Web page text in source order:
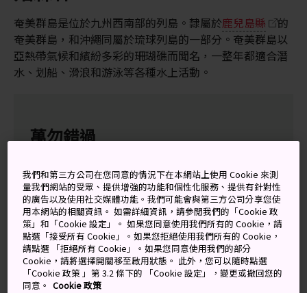
奄美群島是位於九州西南部的列島。隸屬於鹿兒島縣
的
奄美群島，和沖繩同屬於琉球列島的一部分。奄美群島以
亞熱帶氣候和繽紛多彩的珊瑚礁而聞名，一整年都適合潛
水、划船、滑浪和游泳等各種水上活動。
萬勿錯過
洞穴：沖永良部島的石灰岩洞穴是充滿神祕氣氛
的自然美景。
傳統的大島春亞絲綢：來選購一些本地製作，已
有約1,300年的歷史奄美大島絲綢
鬥牛：在「德之島」現場欣賞傳統鬥牛的力量藝
術
我們和第三方公司在您同意的情況下在本網站上使用 Cookie 來測
量我們網站的受眾、提供增強的功能和個性化服務、提供有針對性
的廣告以及使用社交媒體功能。我們可能會與第三方公司分享您使
用本網站的相關資訊。 如需詳細資訊，請參閱我們的「Cookie 政
策」和「Cookie 設定」。 如果您同意使用我們所有的 Cookie，請
點選「接受所有 Cookie」。如果您拒絕使用我們所有的 Cookie，
請點選 「拒絕所有 Cookie」。如果您同意使用我們的部分
Cookie，請將選擇開關移至啟用狀態。 此外，您可以隨時點選
「Cookie 政策 」第 3.2 條下的 「Cookie 設定」，變更或撤回您的
同意。 Cookie 政策